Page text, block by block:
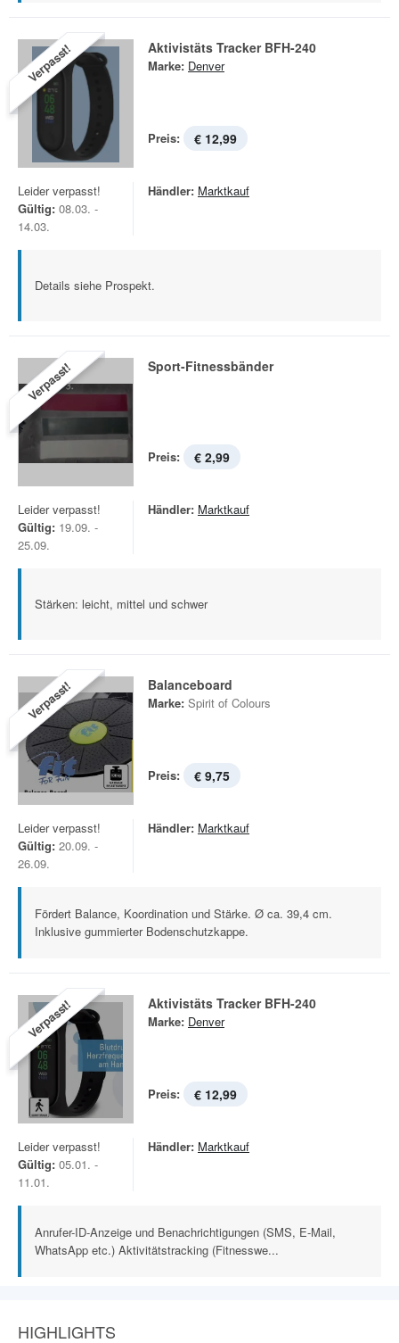
Verpasst! Aktivistäts Tracker BFH-240
Marke: Denver
Preis: € 12,99
Leider verpasst!
Gültig: 08.03. -
14.03.
Händler: Marktkauf
Details siehe Prospekt.
Verpasst! Sport-Fitnessbänder
Preis: € 2,99
Leider verpasst!
Gültig: 19.09. -
25.09.
Händler: Marktkauf
Stärken: leicht, mittel und schwer
Verpasst! Balanceboard
Marke: Spirit of Colours
Preis: € 9,75
Leider verpasst!
Gültig: 20.09. -
26.09.
Händler: Marktkauf
Fördert Balance, Koordination und Stärke. Ø ca. 39,4 cm.
Inklusive gummierter Bodenschutzkappe.
Verpasst! Aktivistäts Tracker BFH-240
Marke: Denver
Preis: € 12,99
Leider verpasst!
Gültig: 05.01. -
11.01.
Händler: Marktkauf
Anrufer-ID-Anzeige und Benachrichtigungen (SMS, E-Mail,
WhatsApp etc.) Aktivitätstracking (Fitnesswe...
HIGHLIGHTS